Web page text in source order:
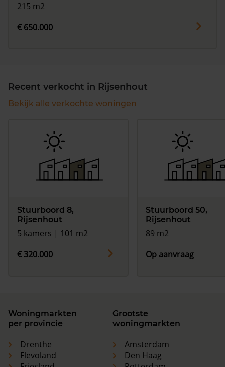
215 m2
€ 650.000
Recent verkocht in Rijsenhout
Bekijk alle verkochte woningen
Stuurboord 8,
Rijsenhout
5 kamers | 101 m2
€ 320.000
Stuurboord 50,
Rijsenhout
89 m2
Op aanvraag
Woningmarkten
per provincie
Drenthe
Flevoland
Grootste
woningmarkten
Amsterdam
Den Haag